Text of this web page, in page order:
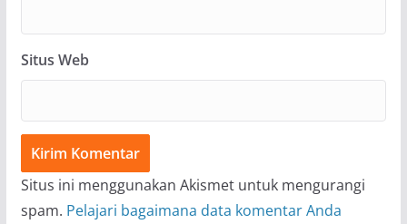
Situs Web
Situs ini menggunakan Akismet untuk mengurangi
spam. Pelajari bagaimana data komentar Anda